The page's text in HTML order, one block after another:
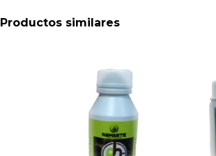
Productos similares